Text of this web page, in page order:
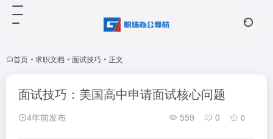
首页 • 求职文档 • 面试技巧 • 正文
面试技巧：美国高中申请面试核心问题
4年前发布 559 0 0